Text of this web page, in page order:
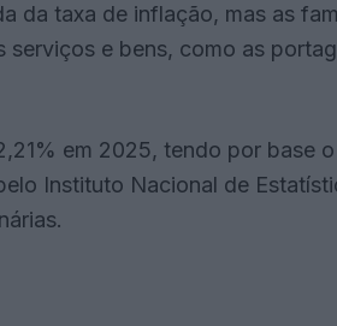
da taxa de inflação, mas as
e bens, como as
em 2025, tendo por base
Instituto Nacional de